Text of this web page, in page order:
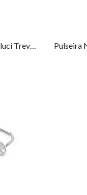
Pulseira Nomination Milleluci Trevo Rose/Gold 028005-006